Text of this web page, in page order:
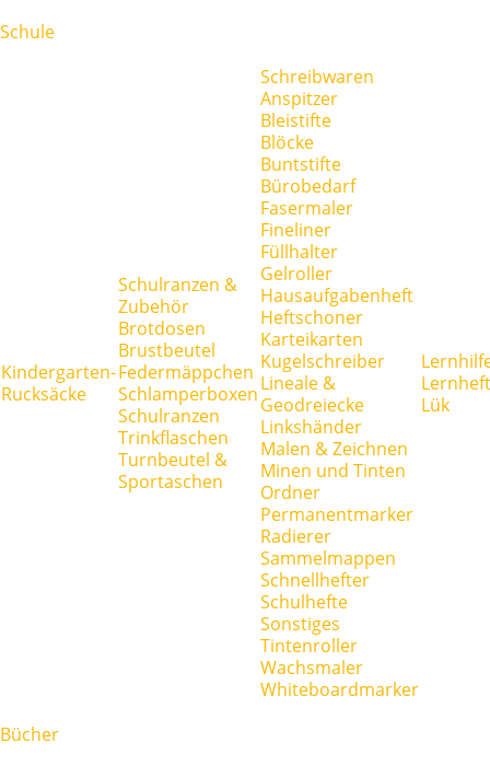
Schule
Kindergarten-
Rucksäcke
Schulranzen &
Zubehör
Brotdosen
Brustbeutel
Federmäppchen
Schlamperboxen
Schulranzen
Trinkflaschen
Turnbeutel &
Sportaschen
Schreibwaren
Anspitzer
Bleistifte
Blöcke
Buntstifte
Bürobedarf
Fasermaler
Fineliner
Füllhalter
Gelroller
Hausaufgabenheft
Heftschoner
Karteikarten
Kugelschreiber
Lineale &
Geodreiecke
Linkshänder
Malen & Zeichnen
Minen und Tinten
Ordner
Permanentmarker
Radierer
Sammelmappen
Schnellhefter
Schulhefte
Sonstiges
Tintenroller
Wachsmaler
Whiteboardmarker
Lük
Bücher